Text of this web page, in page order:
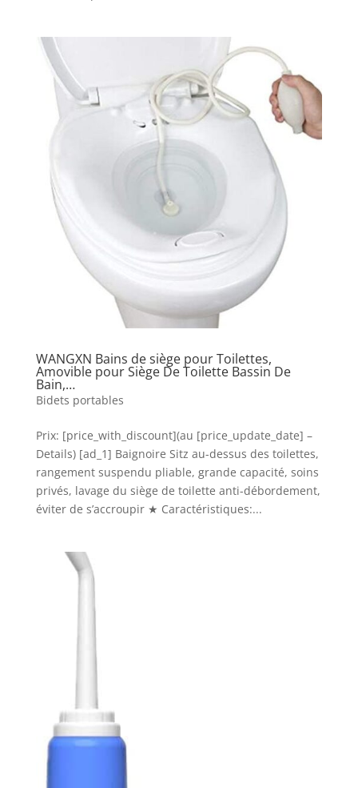
WANGXN Bains de siège pour Toilettes,
Amovible pour Siège De Toilette Bassin De
Bain,…
Bidets portables
Prix: [price_with_discount](au [price_update_date] –
Details) [ad_1] Baignoire Sitz au-dessus des toilettes,
rangement suspendu pliable, grande capacité, soins
privés, lavage du siège de toilette anti-débordement,
éviter de s’accroupir ★ Caractéristiques:...